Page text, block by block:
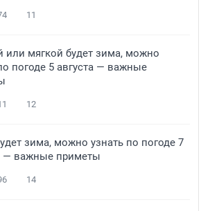
11
или мягкой будет зима, можно
погоде 5 августа — важные
12
зима, можно узнать по погоде 7
— важные приметы
14